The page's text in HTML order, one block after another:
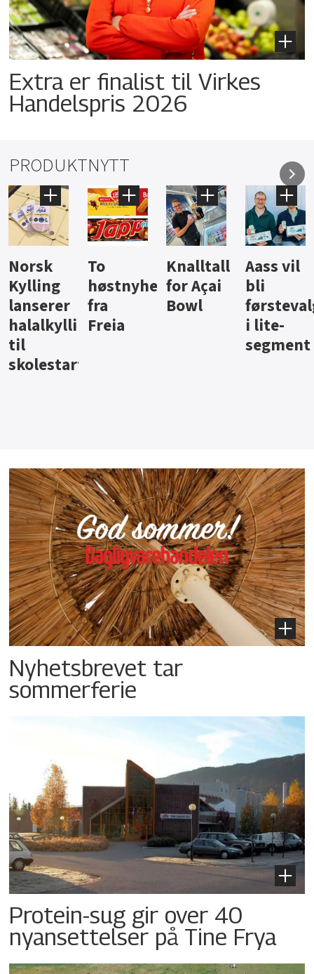
Extra er finalist til Virkes
Handelspris 2026
PRODUKTNYTT
Knalltall
for Açai
Bowl
Aass vil
bli
førstevalg
i lite-
Brus og
jus fra
Berentsen
Hard
iste fra
Hansa
Nyhetsbrevet tar
sommerferie
Protein-sug gir over 40
nyansettelser på Tine Frya